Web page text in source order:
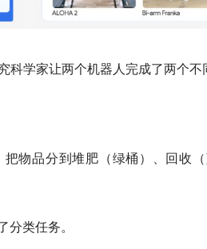
学家让两个机器人完成了两个不
物品分到堆肥（绿桶）、回收
类任务。